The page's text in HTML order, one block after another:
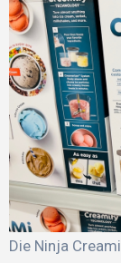
Die Ninja Creami hat in den letzten Monaten viel